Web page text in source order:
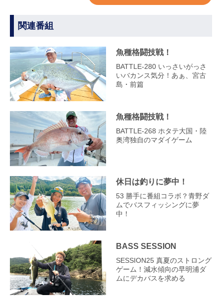
関連番組
魚種格闘技戦！
BATTLE-280 いっさいがっさ
いバカンス気分！あぁ、宮古
島・前篇
魚種格闘技戦！
BATTLE-268 ホタテ大国・陸
奥湾独自のマダイゲーム
休日は釣りに夢中！
53 勝手に番組コラボ？青野ダ
ムでバスフィッシングに夢
中！
BASS SESSION
SESSION25 真夏のストロング
ゲーム！減水傾向の早明浦ダ
ムにデカバスを求める